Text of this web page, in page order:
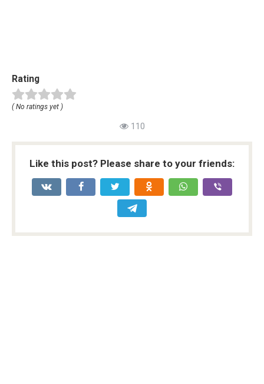
Rating
( No ratings yet )
110
Like this post? Please share to your friends: